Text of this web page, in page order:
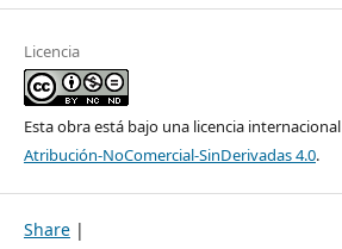
Licencia
Esta obra está bajo una licencia internacional
Atribución-NoComercial-SinDerivadas 4.0.
Share |